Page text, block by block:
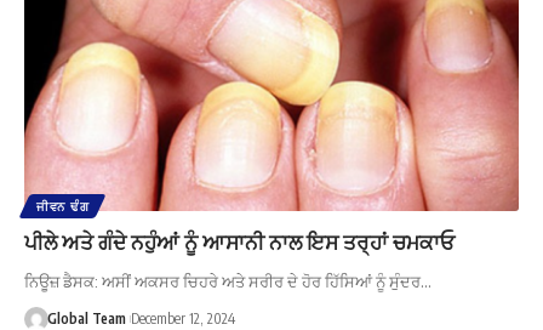
ਜੀਵਨ ਢੰਗ
ਪੀਲੇ ਅਤੇ ਗੰਦੇ ਨਹੁੰਆਂ ਨੂੰ ਆਸਾਨੀ ਨਾਲ ਇਸ ਤਰ੍ਹਾਂ ਚਮਕਾਓ
ਨਿਊਜ਼ ਡੈਸਕ: ਅਸੀਂ ਅਕਸਰ ਚਿਹਰੇ ਅਤੇ ਸਰੀਰ ਦੇ ਹੋਰ ਹਿੱਸਿਆਂ ਨੂੰ ਸੁੰਦਰ…
Global Team December 12, 2024